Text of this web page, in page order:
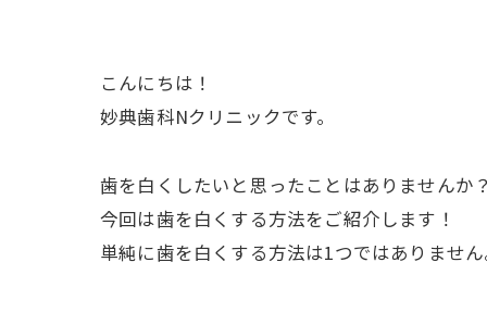
こんにちは！
妙典歯科Nクリニックです。
歯を白くしたいと思ったことはありませんか？
今回は歯を白くする方法をご紹介します！
単純に歯を白くする方法は1つではありません